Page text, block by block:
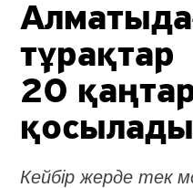
тұрақтар
20
қосылады
Кейбір жерде тек